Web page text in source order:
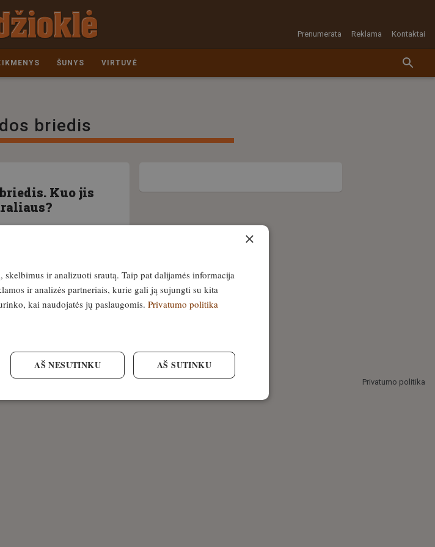
Prenumerata Reklama Kontaktai
ŠUNYS VIRTUVĖ
briedis
Kuo jis
Privatumo politika
×
ir analizuoti srautą. Taip pat dalijamės informacija
ir analizės partneriais, kurie gali ją sujungti su kita
kai naudojatės jų paslaugomis. Privatumo politika
AŠ SUTINKU
AŠ NESUTINKU